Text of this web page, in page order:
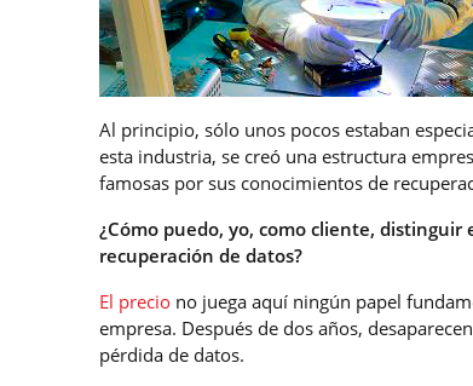
Al principio, sólo unos pocos estaban
esta industria, se creó una estructura
famosas por sus conocimientos de
¿Cómo puedo, yo, como cliente,
recuperación de datos?
El precio no juega aquí ningún papel
empresa. Después de dos años,
pérdida de datos.